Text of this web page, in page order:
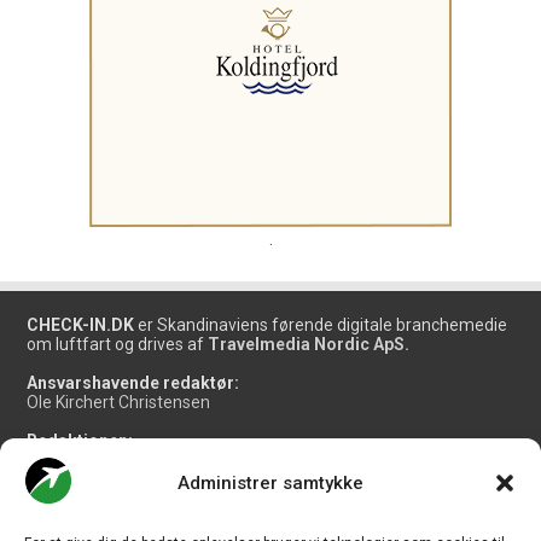
Administrer samtykke
CHECK-IN.DK er Skandinaviens førende digitale branchemedie
om luftfart og drives af Travelmedia Nordic ApS.
Ansvarshavende redaktør:
Ole Kirchert Christensen
Redaktionen:
Christian Granhøj Skouboe
Henrik Baumgarten
Danny Longhi Andreasen